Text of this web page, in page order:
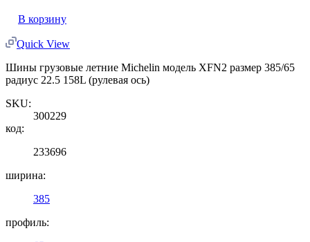
В корзину
Quick View
Шины грузовые летние Michelin модель XFN2 размер 385/65
радиус 22.5 158L (рулевая ось)
SKU:
300229
код:
233696
ширина:
385
профиль: